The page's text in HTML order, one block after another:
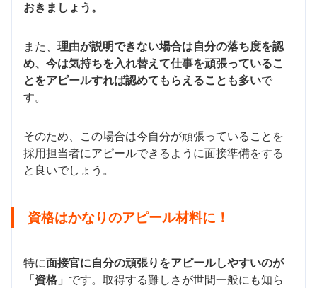
おきましょう。
また、 理由が説明できない場合は自分の落ち度を認
め、今は気持ちを入れ替えて仕事を頑張っているこ
とをアピールすれば認めてもらえることも多いで
す。
そのため、この場合は今自分が頑張っていることを
採用担当者にアピールできるように面接準備をする
と良いでしょう。
資格はかなりのアピール材料に！
特に面接官に自分の頑張りをアピールしやすいのが
「資格」 です。取得する難しさが世間一般にも知ら